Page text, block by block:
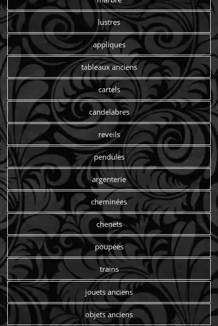
lustres
appliques
tableaux anciens
cartels
candelabres
reveils
pendules
argenterie
cheminées
chenets
poupées
trains
jouets anciens
objets anciens